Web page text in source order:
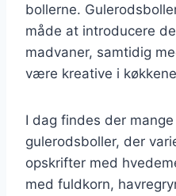
bollerne.
måde at introducere
madvaner, samtidig
være kreative i
I dag findes der
gulerodsboller, der
opskrifter med
med fuldkorn,